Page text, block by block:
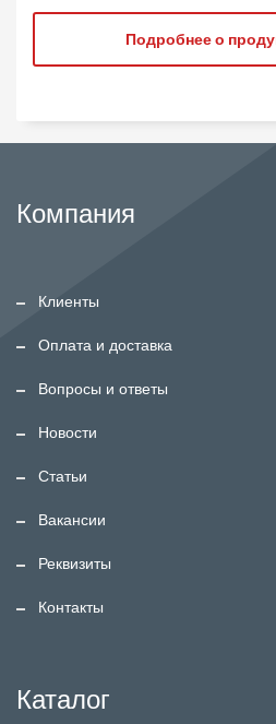
Подробнее о
Компания
Клиенты
Оплата и доставка
Вопросы и ответы
Новости
Статьи
Вакансии
Реквизиты
Контакты
Каталог